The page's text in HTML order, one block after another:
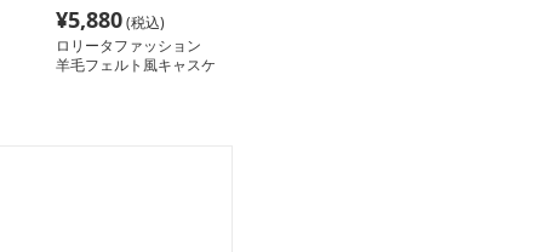
¥5,880(税込)
ロリータファッション
羊毛フェルト風キャスケ